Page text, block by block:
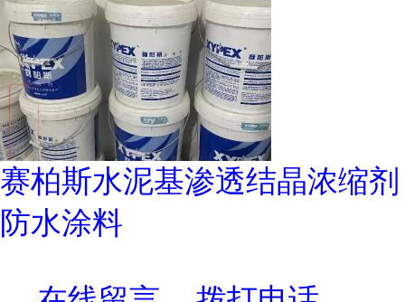
赛柏斯水泥基渗透结晶浓缩剂
防水涂料